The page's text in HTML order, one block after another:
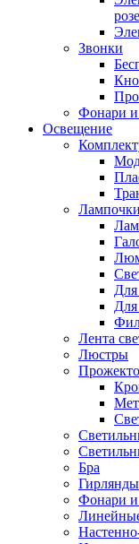
Звонки
Фонари и
Освещение
Лампочки
Для
Для
Лента
Люстры
Бра
Гирлянды
Фонари и